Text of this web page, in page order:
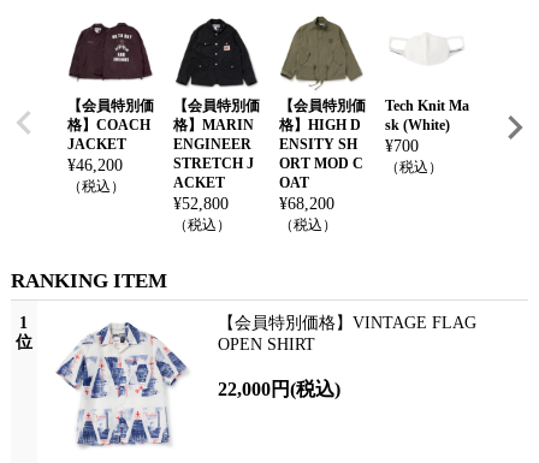
【会員特別価
格】COACH
JACKET
¥46,200
（税込）
【会員特別価
格】MARIN
ENGINEER
STRETCH J
ACKET
¥52,800
（税込）
【会員特別価
格】HIGH D
ENSITY SH
ORT MOD C
OAT
¥68,200
（税込）
Tech Knit Ma
sk (White)
¥700
（税込）
格】
N x
RANKING ITEM
1
位
【会員特別価格】VINTAGE FLAG
OPEN SHIRT
22,000円(税込)